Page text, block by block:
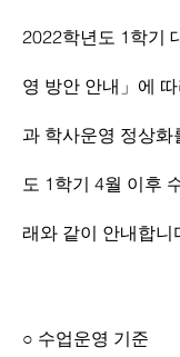
2022학년도 1학기
영 방안 안내」에
과 학사운영 정상화
도 1학기 4월 이후
래와 같이 안내합니
○ 수업운영 기준